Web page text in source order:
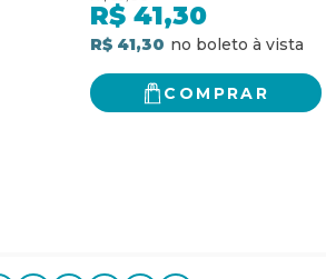
R$ 41,30
R$ 41,30
COMPRAR